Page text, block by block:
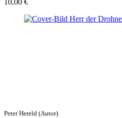
10,00 €
Peter Hereld (Autor)